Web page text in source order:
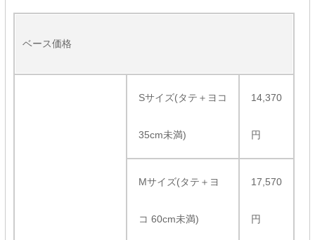
ベース価格
Sサイズ(タテ＋ヨコ
35cm未満)
14,370
円
Mサイズ(タテ＋ヨ
コ 60cm未満)
17,570
円